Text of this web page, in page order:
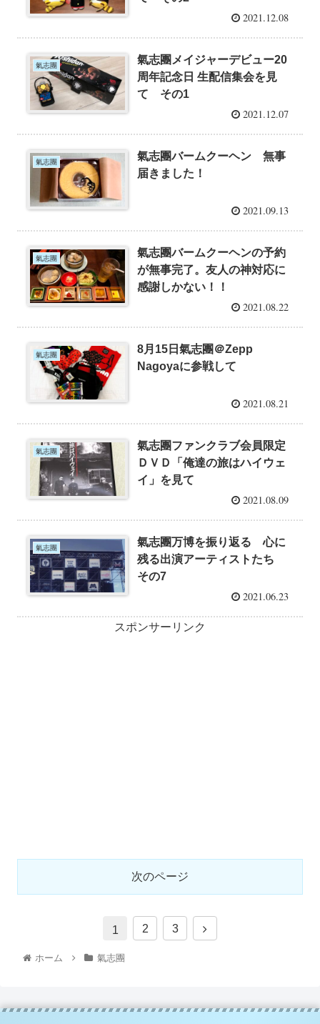
2021.12.08
氣志團
氣志團メイジャーデビュー20
周年記念日 生配信集会を見
て その1
2021.12.07
氣志團
氣志團バームクーヘン 無事
届きました！
2021.09.13
氣志團
氣志團バームクーヘンの予約
が無事完了。友人の神対応に
感謝しかない！！
2021.08.22
氣志團
8月15日氣志團＠Zepp
Nagoyaに参戦して
2021.08.21
氣志團
氣志團ファンクラブ会員限定
ＤＶＤ「俺達の旅はハイウェ
イ」を見て
2021.08.09
氣志團
氣志團万博を振り返る 心に
残る出演アーティストたち
その7
2021.06.23
スポンサーリンク
次のページ
1 2 3
ホーム 氣志團